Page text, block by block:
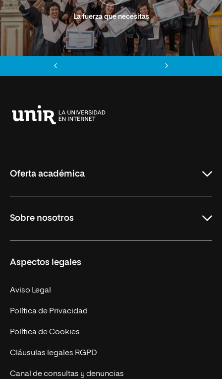
La fuerza que necesitas
Oferta académica
Másteres Oficiales
Doctorados
Experto Universitario
Postgrados
Cursos Universitarios
Sobre nosotros
Facultades
Nuestro Equipo
Trabaja en UNIR
Actualidad
UNIR Revista
Eventos
Aspectos legales
Aviso Legal
Política de Privacidad
Política de Cookies
Cláusulas legales RGPD
Canal de consultas y denuncias